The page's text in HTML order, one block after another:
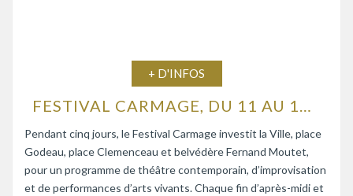
+ D'INFOS
FESTIVAL CARMAGE, DU 11 AU 15 AOÛT 2026
Pendant cinq jours, le Festival Carmage investit la Ville, place
Godeau, place Clemenceau et belvédère Fernand Moutet,
pour un programme de théâtre contemporain, d’improvisation
et de performances d’arts vivants. Chaque fin d’après-midi et